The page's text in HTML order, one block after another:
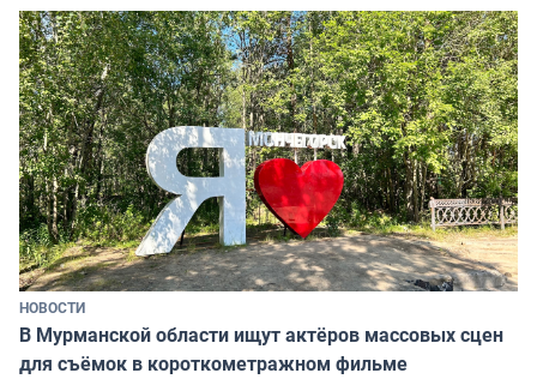
НОВОСТИ
В Мурманской области ищут актёров массовых сцен
для съёмок в короткометражном фильме